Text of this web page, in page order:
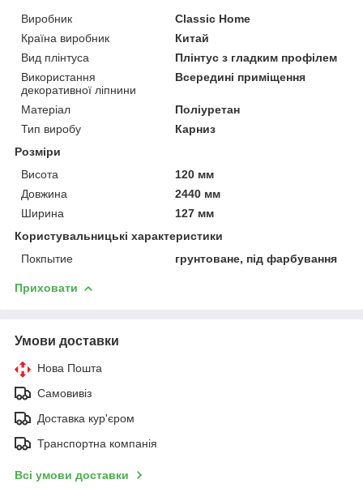
Виробник
Classic Home
Країна виробник
Китай
Вид плінтуса
Плінтус з гладким профілем
Використання
декоративної ліпнини
Всередині приміщення
Матеріал
Поліуретан
Тип виробу
Карниз
Розміри
Висота
120 мм
Довжина
2440 мм
Ширина
127 мм
Користувальницькі характеристики
Покпытие
грунтоване, під фарбування
Приховати
Умови доставки
Нова Пошта
Самовивіз
Доставка кур'єром
Транспортна компанія
Всі умови доставки